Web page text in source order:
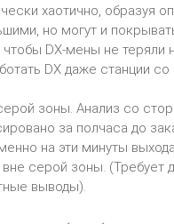
хаотично, образуя
но могут и
DX-мены не
DX даже станции
зоны. Анализ со
за полчаса до
на эти минуты
серой зоны.
выводы).